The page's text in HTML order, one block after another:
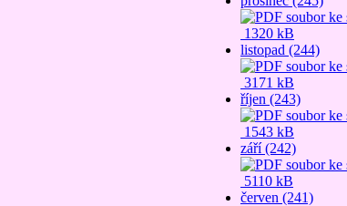
1320 kB
listopad (244)
3171 kB
říjen (243)
1543 kB
září (242)
5110 kB
červen (241)